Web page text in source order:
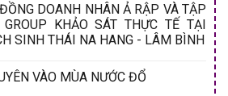
DOANH NHÂN Ả RẬP VÀ TẬP
KHẢO SÁT THỰC TẾ TẠI
SINH THÁI NA HANG - LÂM BÌNH
VÀO MÙA NƯỚC ĐỔ